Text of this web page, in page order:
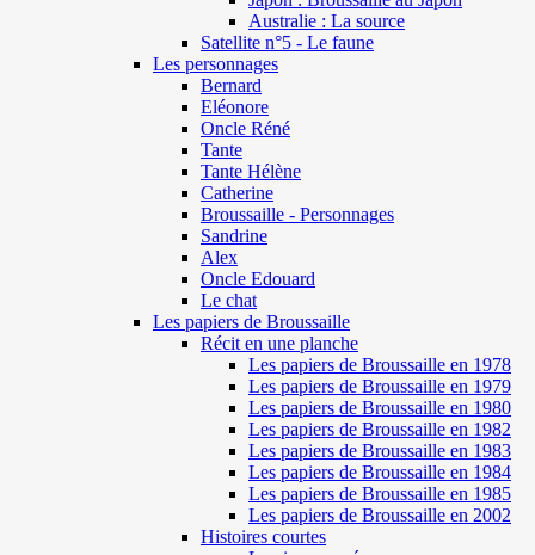
Australie : La source
Satellite n°5 - Le faune
Les personnages
Bernard
Eléonore
Oncle Réné
Tante
Tante Hélène
Catherine
Broussaille - Personnages
Sandrine
Alex
Oncle Edouard
Le chat
Les papiers de Broussaille
Récit en une planche
Les papiers de Broussaille en 1978
Les papiers de Broussaille en 1979
Les papiers de Broussaille en 1980
Les papiers de Broussaille en 1982
Les papiers de Broussaille en 1983
Les papiers de Broussaille en 1984
Les papiers de Broussaille en 1985
Les papiers de Broussaille en 2002
Histoires courtes